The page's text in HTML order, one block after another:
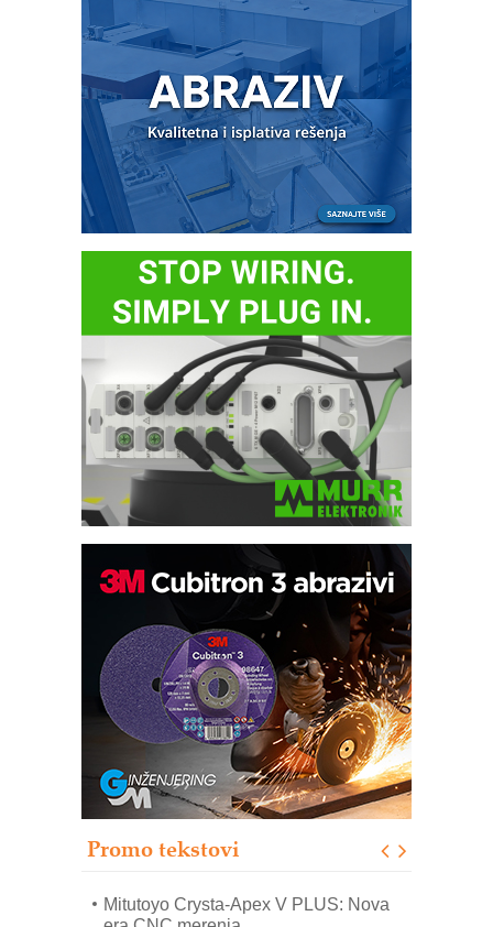
Promo tekstovi
Automatizacija pakovanja · Display
(Shelf-Ready) omotnice
Potpuna efikasnost bez složenih
sistema
Trajna oznaka kao dugoročna korist
Bezbednost na prvom mestu!
IB BLUMENAUER - više od 40 godina
poverenja u industriji
Art Utopia Studio – vizuelne priče
Mitutoyo Crysta-Apex V PLUS: Nova